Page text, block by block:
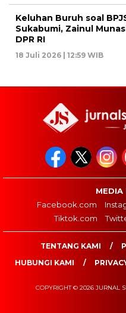
Keluhan Buruh soal
Sukabumi, Zainul
DPR RI
18 Juli 2026 | 12:59 WIB
MEDIA
Facebook.com
Tiktok.com
TENTANG KAMI
HUBUNGI KAMI
COPYRIGHT © 2026 JURNAL